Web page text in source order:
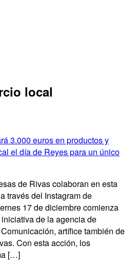
local
3.000 euros en productos y
el día de Reyes para un único
de Rivas colaboran en esta
través del Instagram de
17 de diciembre comienza
de la agencia de
artífice también de
Con esta acción, los
[…]